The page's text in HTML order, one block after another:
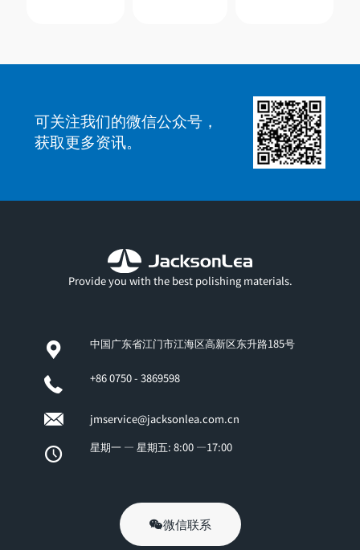
可关注我们的微信公众号，
获取更多资讯。
Provide you with the best polishing materials.
中国广东省江门市江海区高新区东升路185号
+86 0750 - 3869598
jmservice@jacksonlea.com.cn
星期一 — 星期五: 8:00 —17:00
微信联系